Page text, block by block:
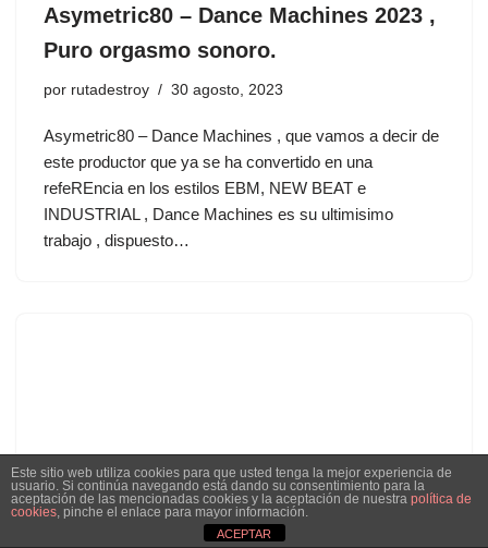
Asymetric80 – Dance Machines 2023 ,
Puro orgasmo sonoro.
por rutadestroy 30 agosto, 2023
Asymetric80 – Dance Machines , que vamos a decir de
este productor que ya se ha convertido en una
refeREncia en los estilos EBM, NEW BEAT e
INDUSTRIAL , Dance Machines es su ultimisimo
trabajo , dispuesto…
Este sitio web utiliza cookies para que usted tenga la mejor experiencia de
usuario. Si continúa navegando está dando su consentimiento para la
aceptación de las mencionadas cookies y la aceptación de nuestra política de
cookies, pinche el enlace para mayor información.
ACEPTAR